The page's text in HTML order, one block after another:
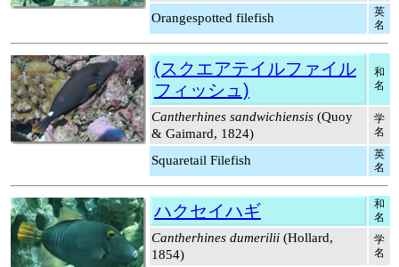
Orangespotted filefish
英
名
(スクエアテイルファイル
フィッシュ)
和
名
Cantherhines sandwichiensis (Quoy
& Gaimard, 1824)
学
名
Squaretail Filefish
英
名
ハクセイハギ
和
名
Cantherhines dumerilii (Hollard,
1854)
学
名